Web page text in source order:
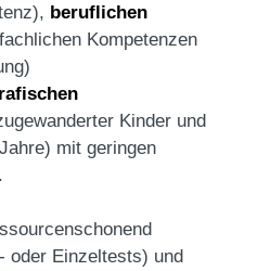
beruflichen
Kompetenzen
Kinder und
mit geringen
oder Einzeltests) und